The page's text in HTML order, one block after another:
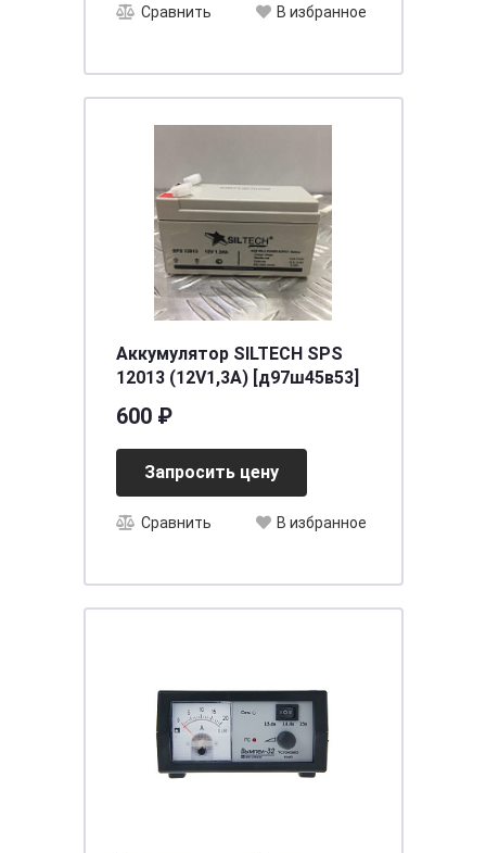
Сравнить В избранное
Аккумулятор SILTECH SPS
12013 (12V1,3A) [д97ш45в53]
600 ₽
Запросить цену
Сравнить В избранное